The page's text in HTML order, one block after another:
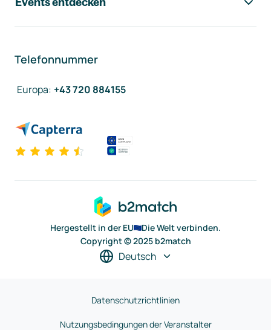
Telefonnummer
Europa: +43 720 884155
Hergestellt in der EU
Die Welt verbinden.
Copyright © 2025 b2match
Deutsch
Datenschutzrichtlinien
Nutzungsbedingungen der Veranstalter